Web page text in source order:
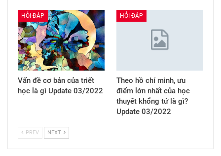
HỎI ĐÁP
Vấn đề cơ bản của triết
học là gì Update 03/2022
HỎI ĐÁP
Theo hồ chí minh, ưu
điểm lớn nhất của học
thuyết khổng tử là gì?
Update 03/2022
PREV NEXT